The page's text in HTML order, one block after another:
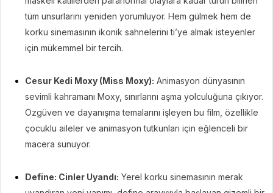
tüm unsurlarını yeniden yorumluyor. Hem gülmek hem de
korku sinemasının ikonik sahnelerini ti’ye almak isteyenler
için mükemmel bir tercih.
Cesur Kedi Moxy (Miss Moxy): Animasyon dünyasının
sevimli kahramanı Moxy, sınırlarını aşma yolculuğuna çıkıyor.
Özgüven ve dayanışma temalarını işleyen bu film, özellikle
çocuklu aileler ve animasyon tutkunları için eğlenceli bir
macera sunuyor.
Define: Cinler Uyandı: Yerel korku sinemasının merak